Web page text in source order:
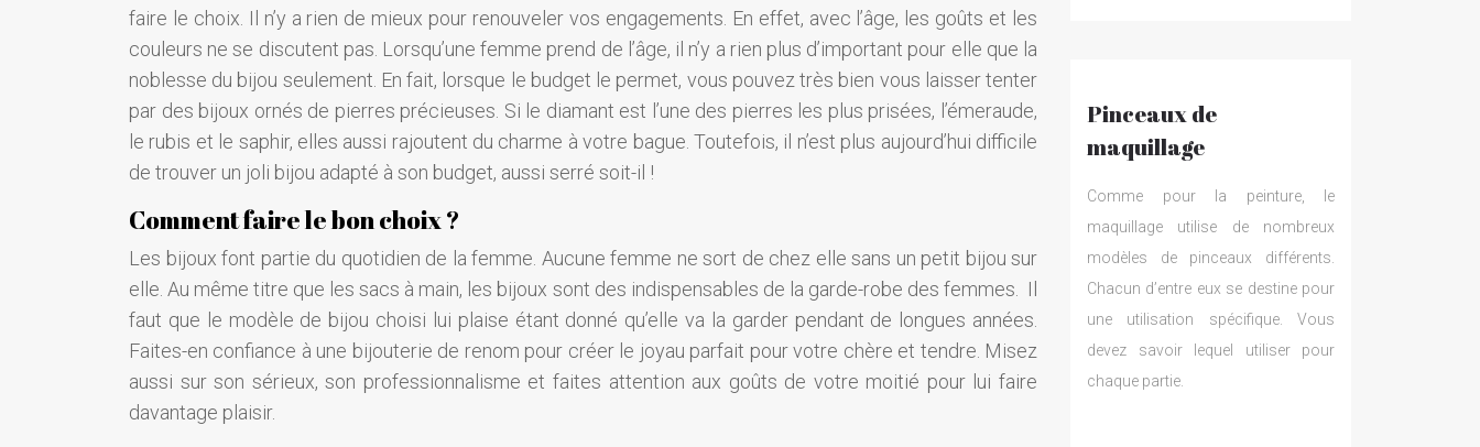
faire le choix. Il n’y a rien de mieux pour renouveler vos engagements. En effet, avec l’âge, les goûts et les
couleurs ne se discutent pas. Lorsqu’une femme prend de l’âge, il n’y a rien plus d’important pour elle que la
noblesse du bijou seulement. En fait, lorsque le budget le permet, vous pouvez très bien vous laisser tenter
par des bijoux ornés de pierres précieuses. Si le diamant est l’une des pierres les plus prisées, l’émeraude,
le rubis et le saphir, elles aussi rajoutent du charme à votre bague. Toutefois, il n’est plus aujourd’hui difficile
de trouver un joli bijou adapté à son budget, aussi serré soit-il !
Comment faire le bon choix ?
Les bijoux font partie du quotidien de la femme. Aucune femme ne sort de chez elle sans un petit bijou sur
elle. Au même titre que les sacs à main, les bijoux sont des indispensables de la garde-robe des femmes. Il
faut que le modèle de bijou choisi lui plaise étant donné qu’elle va la garder pendant de longues années.
Faites-en confiance à une bijouterie de renom pour créer le joyau parfait pour votre chère et tendre. Misez
aussi sur son sérieux, son professionnalisme et faites attention aux goûts de votre moitié pour lui faire
davantage plaisir.
Pinceaux de
maquillage
Comme pour la peinture, le
maquillage utilise de nombreux
modèles de pinceaux différents.
Chacun d’entre eux se destine pour
une utilisation spécifique. Vous
devez savoir lequel utiliser pour
chaque partie.